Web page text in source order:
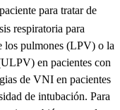
para tratar de
respiratoria para
los pulmones (LPV) o la
en pacientes con
de VNI en pacientes
de intubación. Para